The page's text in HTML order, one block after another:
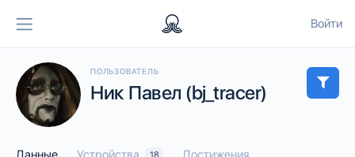
Войти
ПОЛЬЗОВАТЕЛЬ
Ник Павел (bj_tracer)
18